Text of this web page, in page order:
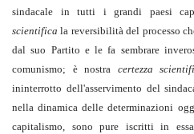
sindacale in tutti i grandi paesi
scientifica la reversibilità del processo
dal suo Partito e le fa sembrare
comunismo; è nostra certezza
ininterrotto dell'asservimento del
nella dinamica delle determinazioni
capitalismo, sono pure iscritti in